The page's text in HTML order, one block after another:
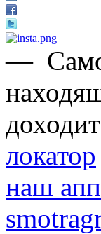
—
локатор
наш апп